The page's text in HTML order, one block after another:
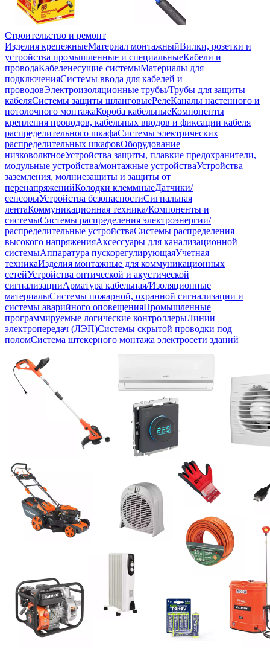
Строительство и ремонт
Изделия крепежныеМатериал монтажныйВилки, розетки и
устройства промышленные и специальныеКабели и
проводаКабеленесущие системыМатериалы для
подключенияСистемы ввода для кабелей и
проводовЭлектроизоляционные трубы/Трубы для защиты
кабеляСистемы защиты шланговыеРелеКаналы настенного и
потолочного монтажаКороба кабельныеКомпоненты
крепления проводов, кабельных вводов и фиксации кабеля
распределительного шкафаСистемы электрических
распределительных шкафовОборудование
низковольтноеУстройства защиты, плавкие предохранители,
модульные устройства/монтажные устройстваУстройства
заземления, молниезащиты и защиты от
перенапряженийКолодки клеммныеДатчики/
сенсорыУстройства безопасностиСигнальная
лентаКоммуникационная техника/Компоненты и
системыСистемы распределения электроэнергии/
распределительные устройстваСистемы распределения
высокого напряженияАксессуары для канализационной
системыАппаратура пускорегулирующаяУчетная
техникаИзделия монтажные для коммуникационных
сетейУстройства оптической и акустической
сигнализацииАрматура кабельная/Изоляционные
материалыСистемы пожарной, охранной сигнализации и
системы аварийного оповещенияПромышленные
программируемые логические контроллерыЛинии
электропередач (ЛЭП)Системы скрытой проводки под
поломСистема штекерного монтажа электросети зданий